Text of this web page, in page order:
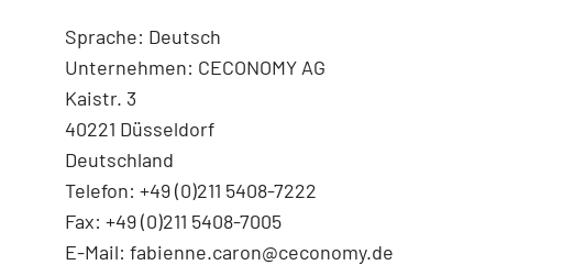
Sprache: Deutsch
Unternehmen: CECONOMY AG
Kaistr. 3
40221 Düsseldorf
Deutschland
Telefon: +49 (0)211 5408-7222
Fax: +49 (0)211 5408-7005
E-Mail: fabienne.caron@ceconomy.de